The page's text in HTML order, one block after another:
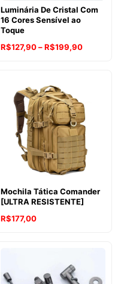
Luminária De Cristal Com
16 Cores Sensível ao
Toque
R$127,90–R$199,90Faixa
através
R$199,90
Mochila Tática Comander
[ULTRA RESISTENTE]
R$177,00